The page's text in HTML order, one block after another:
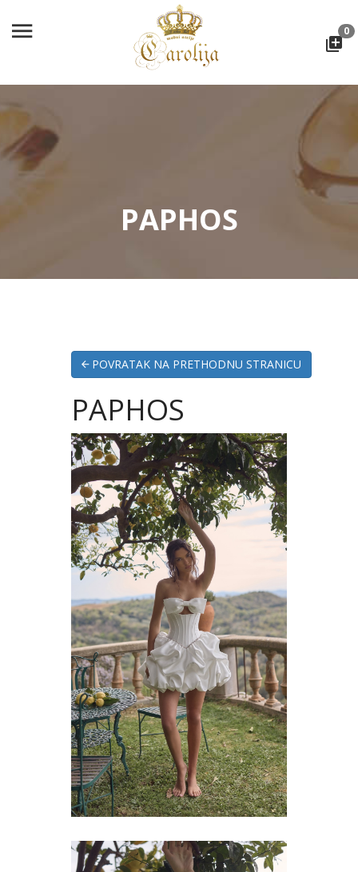
0
PAPHOS
POVRATAK NA PRETHODNU STRANICU
PAPHOS